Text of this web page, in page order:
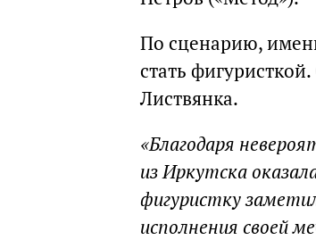
По сценарию,
стать
Листвянка.
«Благодаря
из Иркутска
фигуристку
исполнения своей